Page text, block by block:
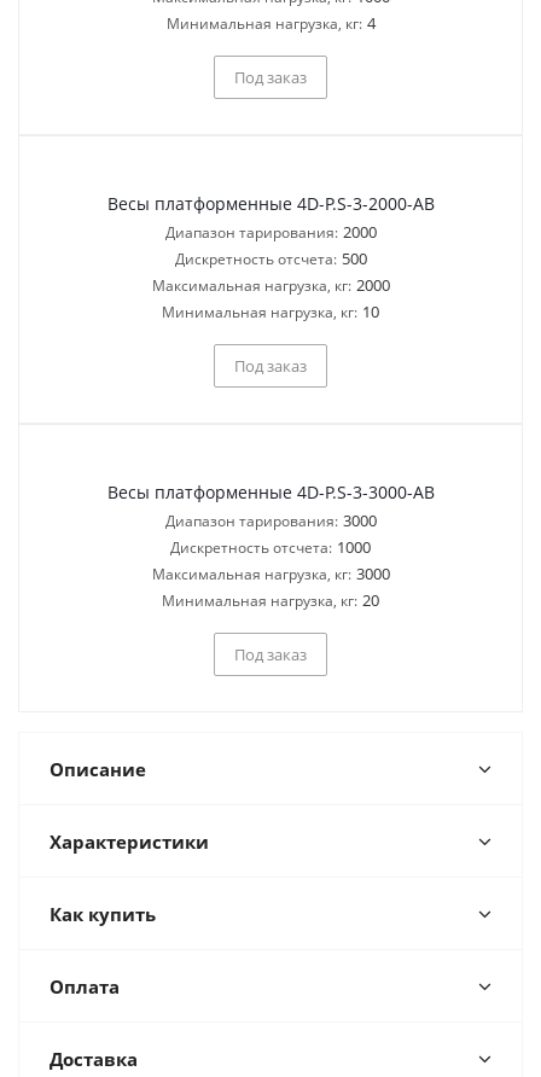
Минимальная нагрузка, кг: 4
Под заказ
Весы платформенные 4D-P.S-3-2000-AB
Диапазон тарирования: 2000
Дискретность отсчета: 500
Максимальная нагрузка, кг: 2000
Минимальная нагрузка, кг: 10
Под заказ
Весы платформенные 4D-P.S-3-3000-AB
Диапазон тарирования: 3000
Дискретность отсчета: 1000
Максимальная нагрузка, кг: 3000
Минимальная нагрузка, кг: 20
Под заказ
Описание
Характеристики
Как купить
Оплата
Доставка